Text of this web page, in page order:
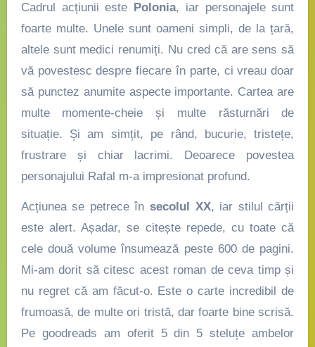
Cadrul acțiunii este Polonia, iar personajele sunt
foarte multe. Unele sunt oameni simpli, de la țară,
altele sunt medici renumiți. Nu cred că are sens să
vă povestesc despre fiecare în parte, ci vreau doar
să punctez anumite aspecte importante. Cartea are
multe momente-cheie și multe răsturnări de
situație. Și am simțit, pe rând, bucurie, tristețe,
frustrare și chiar lacrimi. Deoarece povestea
personajului Rafal m-a impresionat profund.
Acțiunea se petrece în secolul XX, iar stilul cărții
este alert. Așadar, se citește repede, cu toate că
cele două volume însumează peste 600 de pagini.
Mi-am dorit să citesc acest roman de ceva timp și
nu regret că am făcut-o. Este o carte incredibil de
frumoasă, de multe ori tristă, dar foarte bine scrisă.
Pe goodreads am oferit 5 din 5 steluțe ambelor